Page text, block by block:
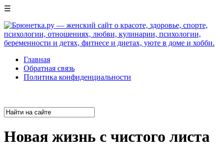
☰
Главная
Обратная связь
Политика конфиденциальности
Новая жизнь с чистого листа